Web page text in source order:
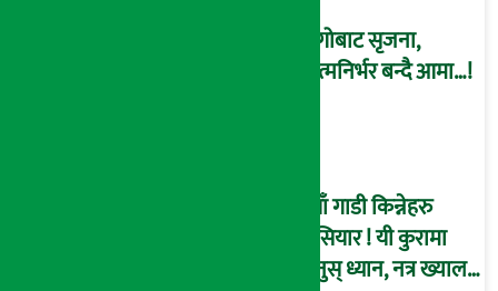
धागोबाट सृजना,
आत्मनिर्भर बन्दै आमा…!
नयाँ गाडी किन्नेहरु
होसियार ! यी कुरामा
दिनुस् ध्यान, नत्र ख्याल